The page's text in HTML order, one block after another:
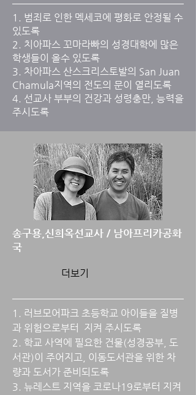
1. 범죄로 인한 멕세코에 평화로 안정될 수
있도록
2. 치아파스 꼬마라빠의 성경대학에 많은
학생들이 올수 있도록
3. 차아파스 산스크리스토발의 San Juan
Chamula지역의 전도의 문이 열리도록
4. 선교사 부부의 건강과 성령충만, 능력을
주시도록
송구용,신희옥선교사 / 남아프리카공화
국
더보기
1. 러브모어파크 초등학교 아이들을 질병
과 위험으로부터 지켜 주시도록
2. 학교 사역에 필요한 건물(성경공부, 도
서관)이 주어지고, 이동도서관을 위한 차
량과 도서가 준비되도록
3. 뉴레스트 지역을 코로나19로부터 지켜